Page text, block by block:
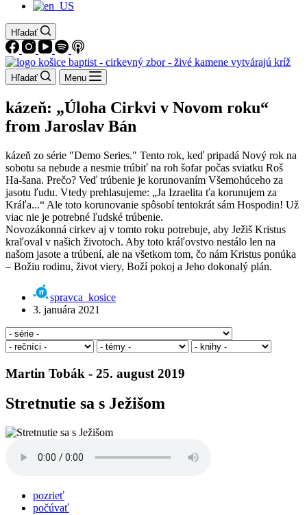
Hľadať
Hľadať Menu
kázeň: „Úloha Cirkvi v Novom roku“
from Jaroslav Bán
kázeň zo série "Demo Series." Tento rok, keď pripadá Nový rok na
sobotu sa nebude a nesmie trúbiť na roh šofar počas sviatku Roš
Ha-šana. Prečo? Veď trúbenie je korunovaním Všemohúceho za
jasotu ľudu. Vtedy prehlasujeme: „Ja Izraelita ťa korunujem za
Kráľa...“ Ale toto korunovanie spôsobí tentokrát sám Hospodin! Už
viac nie je potrebné ľudské trúbenie.
Novozákonná cirkev aj v tomto roku potrebuje, aby Ježiš Kristus
kraľoval v našich životoch. Aby toto kráľovstvo nestálo len na
našom jasote a trúbení, ale na všetkom tom, čo nám Kristus ponúka
– Božiu rodinu, život viery, Boží pokoj a Jeho dokonalý plán.
spravca_kosice
3. januára 2021
Martin Tobák - 25. august 2019
Stretnutie sa s Ježišom
pozrieť
počúvať